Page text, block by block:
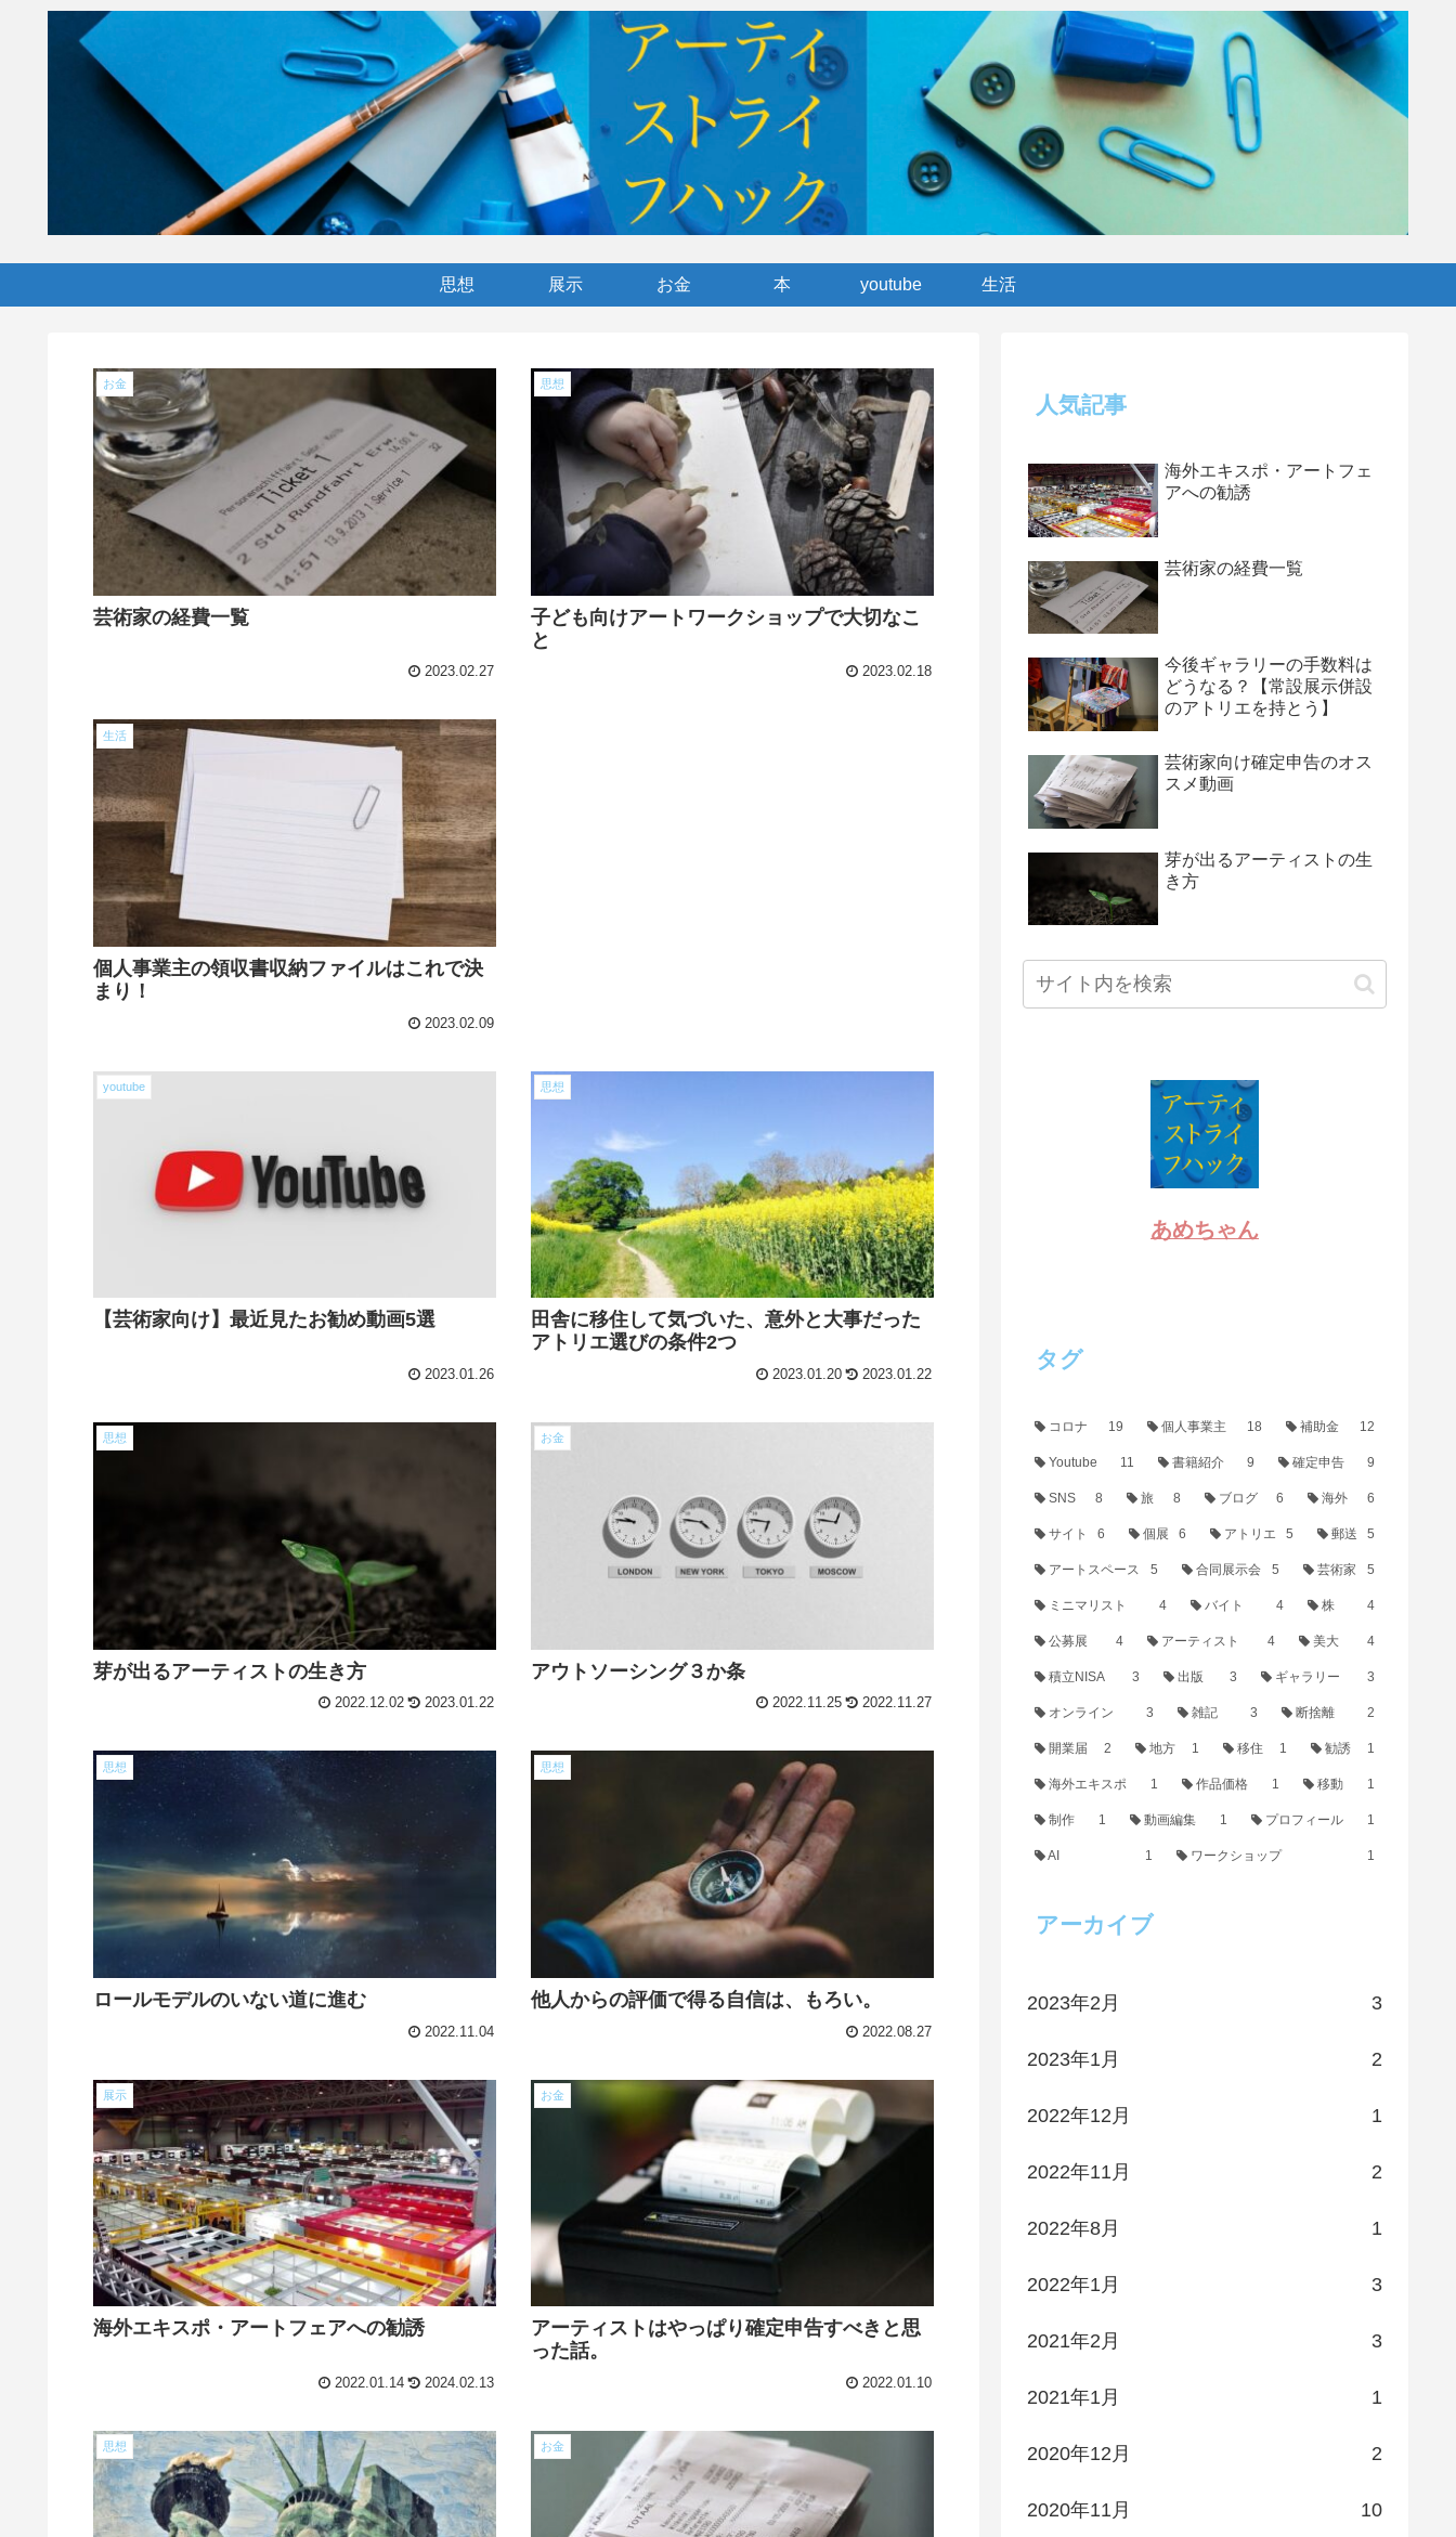
思想 展示 お金 本 youtube 生活
お金
芸術家の経費一覧
2023.02.27
思想
子ども向けアートワークショップで大切なこ
と
2023.02.18
生活
個人事業主の領収書収納ファイルはこれで決
まり！
2023.02.09
youtube
【芸術家向け】最近見たお勧め動画5選
2023.01.26
思想
田舎に移住して気づいた、意外と大事だった
アトリエ選びの条件2つ
2023.01.20 2023.01.22
思想
芽が出るアーティストの生き方
2022.12.02 2023.01.22
お金
アウトソーシング３か条
2022.11.25 2022.11.27
思想
ロールモデルのいない道に進む
2022.11.04
思想
他人からの評価で得る自信は、もろい。
2022.08.27
展示
海外エキスポ・アートフェアへの勧誘
2022.01.14 2024.02.13
お金
アーティストはやっぱり確定申告すべきと思
った話。
2022.01.10
思想 お金
人気記事
海外エキスポ・アートフェ
アへの勧誘
芸術家の経費一覧
今後ギャラリーの手数料は
どうなる？【常設展示併設
のアトリエを持とう】
芸術家向け確定申告のオス
スメ動画
芽が出るアーティストの生
き方
あめちゃん
タグ
コロナ 19 個人事業主 18 補助金 12
Youtube 11 書籍紹介 9 確定申告 9
SNS 8 旅 8 ブログ 6 海外 6
サイト 6 個展 6 アトリエ 5 郵送 5
アートスペース 5 合同展示会 5 芸術家 5
ミニマリスト 4 バイト 4 株 4
公募展 4 アーティスト 4 美大 4
積立NISA 3 出版 3 ギャラリー 3
オンライン 3 雑記 3 断捨離 2
開業届 2 地方 1 移住 1 勧誘 1
海外エキスポ 1 作品価格 1 移動 1
制作 1 動画編集 1 プロフィール 1
AI 1 ワークショップ 1
アーカイブ
2023年2月 3
2023年1月 2
2022年12月 1
2022年11月 2
2022年8月 1
2022年1月 3
2021年2月 3
2021年1月 1
2020年12月 2
2020年11月 10